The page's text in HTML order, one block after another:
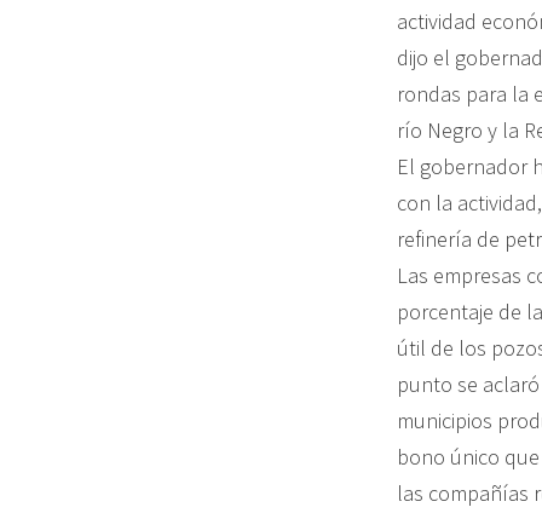
actividad
dijo el
rondas para la
río Negro y la
El gobernador
con la
refinería de
Las empresas
porcentaje de
útil de los
punto se
municipios
bono único
las compañías